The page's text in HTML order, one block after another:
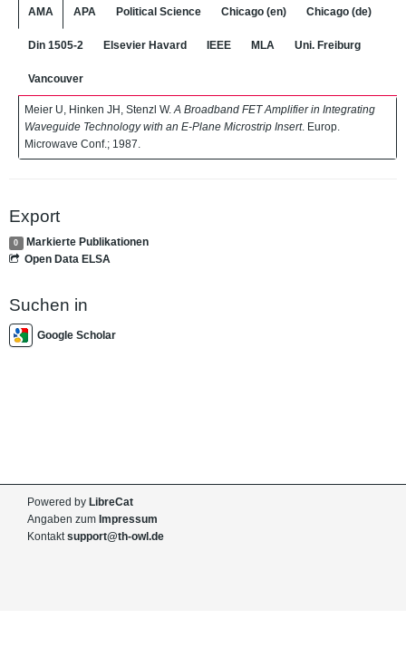
AMA APA Political Science Chicago (en) Chicago (de)
Din 1505-2 Elsevier Havard IEEE MLA Uni. Freiburg
Vancouver
Meier U, Hinken JH, Stenzl W. A Broadband FET Amplifier in Integrating
Waveguide Technology with an E-Plane Microstrip Insert. Europ.
Microwave Conf.; 1987.
Export
0
Markierte Publikationen
Open Data ELSA
Suchen in
Google Scholar
Powered by LibreCat
Angaben zum Impressum
Kontaktsupport@th-owl.de